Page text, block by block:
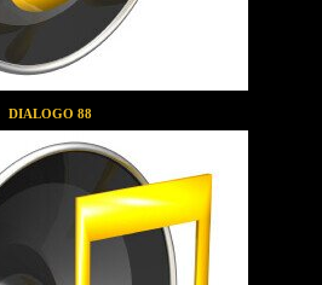
DIALOGO 88